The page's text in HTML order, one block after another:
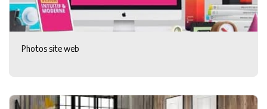
Photos site web